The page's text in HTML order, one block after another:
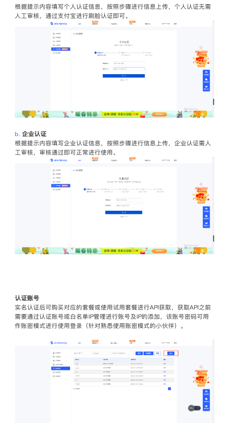
根据提示内容填写个人认证信息，按照步骤进行信息上传，个人认证无需
人工审核，通过支付宝进行刷脸认证即可。
b. 企业认证
根据提示内容填写企业认证信息，按照步骤进行信息上传，企业认证需人
工审核，审核通过即可正常进行使用。
认证账号
实名认证后可购买对应的套餐或使用试用套餐进行API获取，获取API之前
需要通过认证账号或白名单IP管理进行账号及IP的添加，该账号密码可用
作账密模式进行使用登录（针对熟悉使用账密模式的小伙伴）。